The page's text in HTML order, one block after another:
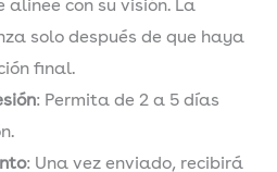
alinee con su visión. La
solo después de que haya
final.
: Permita de 2 a 5 días
: Una vez enviado, recibirá